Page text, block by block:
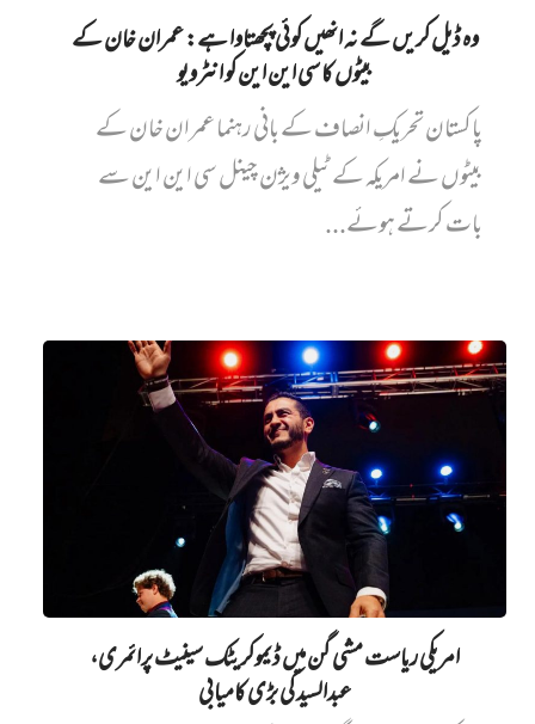
وہ ڈیل کریں گے نہ انھیں کوئی پچھتاوا ہے: عمران خان کے
بیٹوں کا سی این این کو انٹرویو
پاکستان تحریکِ انصاف کے بانی رہنما عمران خان کے
بیٹوں نے امریکہ کے ٹیلی ویژن چینل سی این این سے
بات کرتے ہوئے...
امریکی ریاست مشی گن میں ڈیموکریٹک سینیٹ پرائمری،
عبدالسید کی بڑی کامیابی